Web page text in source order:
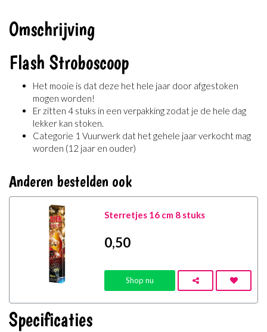
Omschrijving
Flash Stroboscoop
Het mooie is dat deze het hele jaar door afgestoken
mogen worden!
Er zitten 4 stuks in een verpakking zodat je de hele dag
lekker kan stoken.
Categorie 1 Vuurwerk dat het gehele jaar verkocht mag
worden (12 jaar en ouder)
Anderen bestelden ook
Sterretjes 16 cm 8 stuks
0,50
Shop nu
Specificaties